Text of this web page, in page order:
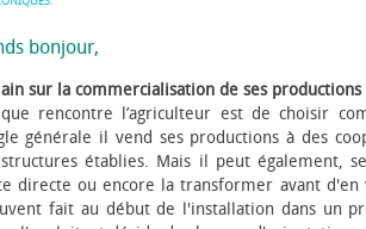
bonjour,
sur la commercialisation de ses productions
rencontre l’agriculteur est de choisir
générale il vend ses productions à des
structures établies. Mais il peut également,
directe ou encore la transformer avant
fait au début de l'installation dans un